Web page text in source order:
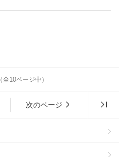
全10ページ中）
次のページ